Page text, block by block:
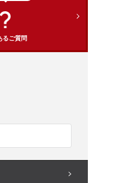
るご質問